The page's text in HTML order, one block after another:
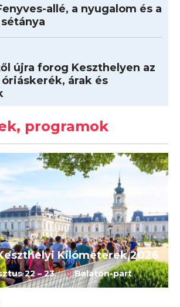
allé, a nyugalom és a
újra forog Keszthelyen az
árak és
programok
Kilóméterek 2026
22 – 23. Balaton-part